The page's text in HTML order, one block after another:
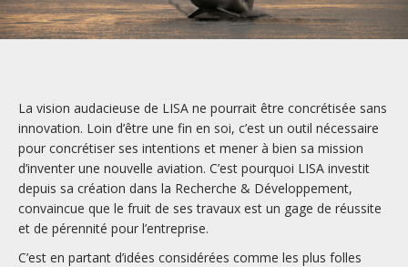
En bref
Ailes Repliables
Multi Access
QUÊTE DE PERFECTION
La vision audacieuse de LISA ne pourrait être concrétisée sans
innovation. Loin d’être une fin en soi, c’est un outil nécessaire
pour concrétiser ses intentions et mener à bien sa mission
d’inventer une nouvelle aviation. C’est pourquoi LISA investit
depuis sa création dans la Recherche & Développement,
convaincue que le fruit de ses travaux est un gage de réussite
et de pérennité pour l’entreprise.
C’est en partant d’idées considérées comme les plus folles